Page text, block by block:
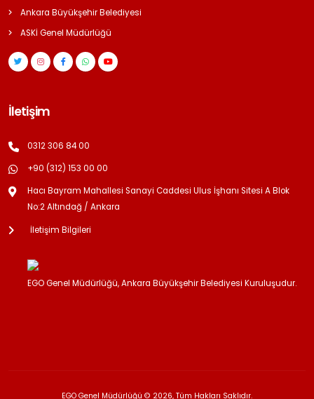
Ankara Büyükşehir Belediyesi
ASKİ Genel Müdürlüğü
İletişim
0312 306 84 00
+90 (312) 153 00 00
Hacı Bayram Mahallesi Sanayi Caddesi Ulus İşhanı Sitesi A Blok
No:2 Altındağ / Ankara
İletişim Bilgileri
EGO Genel Müdürlüğü, Ankara Büyükşehir Belediyesi Kuruluşudur.
EGO Genel Müdürlüğü © 2026, Tüm Hakları Saklıdır.